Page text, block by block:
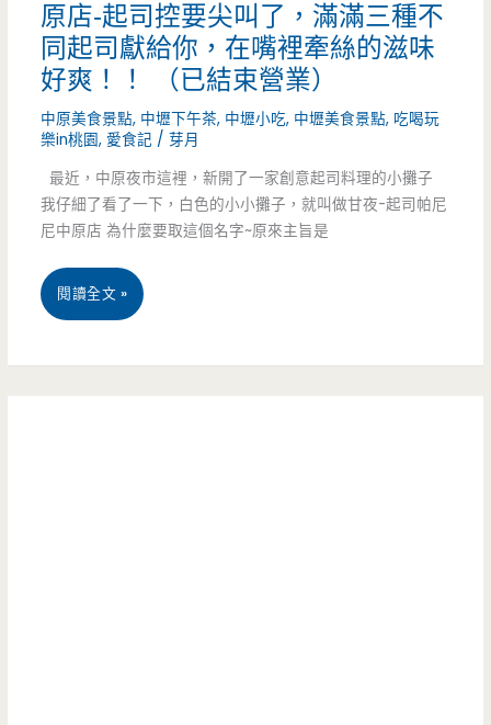
你
們
一
定
要
吃
看
看
包-
大
園
平
價
鼎
豐，
薄
原店-起司控要尖叫了，滿滿三種不
同起司獻給你，在嘴裡牽絲的滋味
好爽！！ （已結束營業）
中原美食景點, 中壢下午茶, 中壢小吃, 中壢美食景點, 吃喝玩
樂in桃園, 愛食記 /芽月
最近，中原夜市這裡，新開了一家創意起司料理的小攤子
我仔細了看了一下，白色的小小攤子，就叫做甘夜-起司帕尼
尼中原店 為什麼要取這個名字~原來主旨是
桃
閱讀全文 »